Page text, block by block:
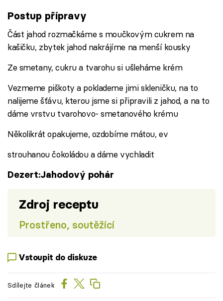
Postup přípravy
Část jahod rozmačkáme s moučkovým cukrem na
kašičku, zbytek jahod nakrájíme na menší kousky
Ze smetany, cukru a tvarohu si ušleháme krém
Vezmeme piškoty a poklademe jimi skleničku, na to
nalijeme šťávu, kterou jsme si připravili z jahod, a na to
dáme vrstvu tvarohovo- smetanového krému
Několikrát opakujeme, ozdobíme mátou, ev
strouhanou čokoládou a dáme vychladit
Dezert:Jahodový pohár
Zdroj receptu
Prostřeno, soutěžící
Vstoupit do diskuze
Sdílejte článek